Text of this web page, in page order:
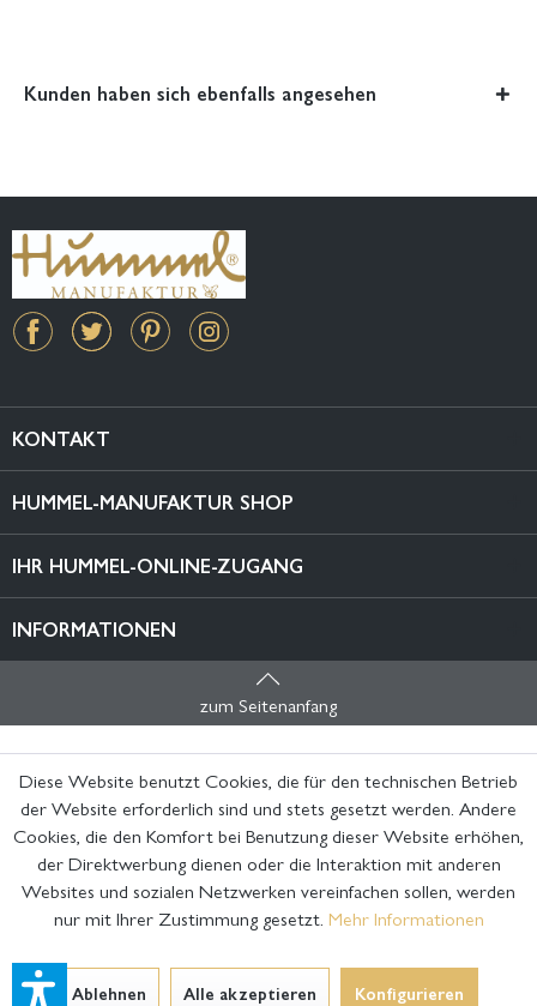
Kunden haben sich ebenfalls angesehen
KONTAKT
HUMMEL-MANUFAKTUR SHOP
IHR HUMMEL-ONLINE-ZUGANG
INFORMATIONEN
zum Seitenanfang
Diese Website benutzt Cookies, die für den technischen Betrieb
der Website erforderlich sind und stets gesetzt werden. Andere
Cookies, die den Komfort bei Benutzung dieser Website erhöhen,
der Direktwerbung dienen oder die Interaktion mit anderen
Websites und sozialen Netzwerken vereinfachen sollen, werden
nur mit Ihrer Zustimmung gesetzt. Mehr Informationen
Ablehnen Alle akzeptieren Konfigurieren